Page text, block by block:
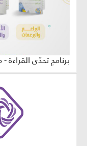
برنامج تحدّي القراءة